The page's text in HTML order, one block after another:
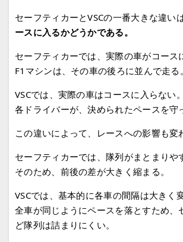
セーフティカーとVSCの一番大きな違い
ースに入るかどうかである。
セーフティカーでは、実際の車がコース
F1マシンは、その車の後ろに並んで走る。
VSCでは、実際の車はコースに入らない。
各ドライバーが、決められたペースを守
この違いによって、レースへの影響も変
セーフティカーでは、隊列がまとまりや
そのため、前後の差が大きく縮まる。
VSCでは、基本的に各車の間隔は大きく
全車が同じようにペースを落とすため、
ど隊列は詰まりにくい。